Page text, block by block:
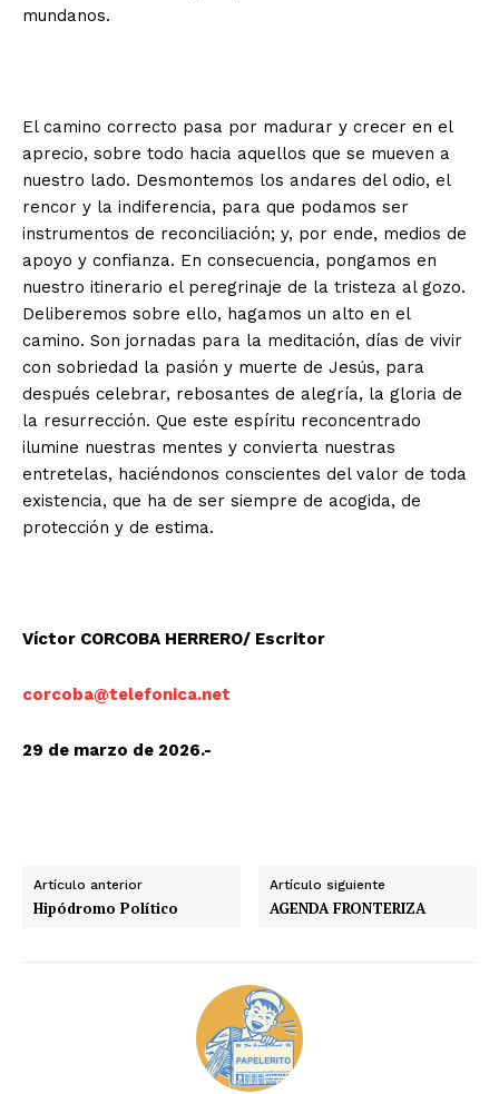
mundanos.
El camino correcto pasa por madurar y crecer en el
aprecio, sobre todo hacia aquellos que se mueven a
nuestro lado. Desmontemos los andares del odio, el
rencor y la indiferencia, para que podamos ser
instrumentos de reconciliación; y, por ende, medios de
apoyo y confianza. En consecuencia, pongamos en
nuestro itinerario el peregrinaje de la tristeza al gozo.
Deliberemos sobre ello, hagamos un alto en el
camino. Son jornadas para la meditación, días de vivir
con sobriedad la pasión y muerte de Jesús, para
después celebrar, rebosantes de alegría, la gloria de
la resurrección. Que este espíritu reconcentrado
ilumine nuestras mentes y convierta nuestras
entretelas, haciéndonos conscientes del valor de toda
existencia, que ha de ser siempre de acogida, de
protección y de estima.
Víctor CORCOBA HERRERO/ Escritor
corcoba@telefonica.net
29 de marzo de 2026.-
Artículo anterior
Hipódromo Político
Artículo siguiente
AGENDA FRONTERIZA